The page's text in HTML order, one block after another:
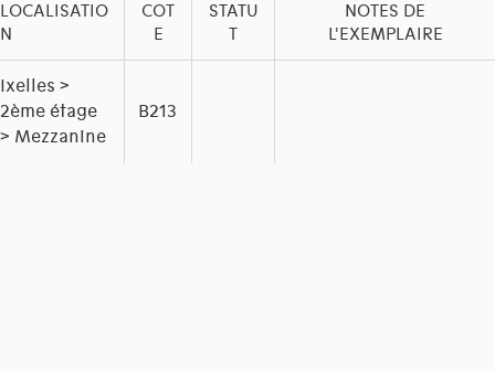
LOCALISATIO
N
COT
E
STATU
T
NOTES DE
L'EXEMPLAIRE
Ixelles >
2ème étage
> Mezzanine
B213